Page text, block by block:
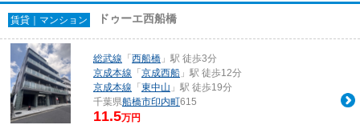
賃貸｜マンション ドゥーエ西船橋
総武線 「 西船橋 」駅 徒歩3分
京成本線 「 京成西船 」駅 徒歩12分
京成本線 「 東中山 」駅 徒歩19分
千葉県船橋市印内町615
11.5万円